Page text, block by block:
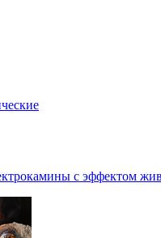
с эффектом